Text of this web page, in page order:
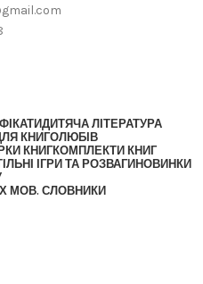
ДИТЯЧА ЛІТЕРАТУРА
КНИГОЛЮБІВ
КНИГКОМПЛЕКТИ КНИГ
ІГРИ ТА РОЗВАГИ НОВИНКИ
МОВ. СЛОВНИКИ